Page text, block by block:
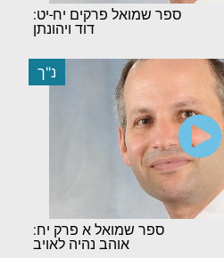
ספר שמואל פרקים יח-יט:
דוד ויהונתן
נ"ך
ספר שמואל א פרק יח:
אוהב נהיה לאויב